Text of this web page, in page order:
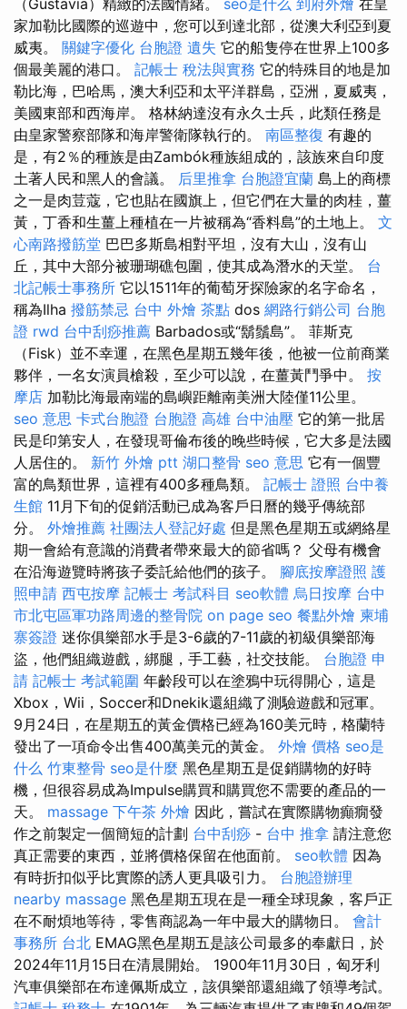
（Gustavia）精緻的法國情緒。 seo是什么 到府外燴 在皇
家加勒比國際的巡遊中，您可以到達北部，從澳大利亞到夏
威夷。 關鍵字優化 台胞證 遺失 它的船隻停在世界上100多
個最美麗的港口。 記帳士 稅法與實務 它的特殊目的地是加
勒比海，巴哈馬，澳大利亞和太平洋群島，亞洲，夏威夷，
美國東部和西海岸。 格林納達沒有永久士兵，此類任務是
由皇家警察部隊和海岸警衛隊執行的。 南區整復 有趣的
是，有2％的種族是由Zambók種族組成的，該族來自印度
土著人民和黑人的會議。 后里推拿 台胞證宜蘭 島上的商標
之一是肉荳蔻，它也貼在國旗上，但它們在大量的肉桂，薑
黃，丁香和生薑上種植在一片被稱為“香料島”的土地上。 文
心南路撥筋堂 巴巴多斯島相對平坦，沒有大山，沒有山
丘，其中大部分被珊瑚礁包圍，使其成為潛水的天堂。 台
北記帳士事務所 它以1511年的葡萄牙探險家的名字命名，
稱為Ilha 撥筋禁忌 台中 外燴 茶點 dos 網路行銷公司 台胞
證 rwd 台中刮痧推薦 Barbados或“鬍鬚島”。 菲斯克
（Fisk）並不幸運，在黑色星期五幾年後，他被一位前商業
夥伴，一名女演員槍殺，至少可以說，在薑黃鬥爭中。 按
摩店 加勒比海最南端的島嶼距離南美洲大陸僅11公里。
seo 意思 卡式台胞證 台胞證 高雄 台中油壓 它的第一批居
民是印第安人，在發現哥倫布後的晚些時候，它大多是法國
人居住的。 新竹 外燴 ptt 湖口整骨 seo 意思 它有一個豐
富的鳥類世界，這裡有400多種鳥類。 記帳士 證照 台中養
生館 11月下旬的促銷活動已成為客戶日曆的幾乎傳統部
分。 外燴推薦 社團法人登記好處 但是黑色星期五或網絡星
期一會給有意識的消費者帶來最大的節省嗎？ 父母有機會
在沿海遊覽時將孩子委託給他們的孩子。 腳底按摩證照 護
照申請 西屯按摩 記帳士 考試科目 seo軟體 烏日按摩 台中
市北屯區軍功路周邊的整骨院 on page seo 餐點外燴 柬埔
寨簽證 迷你俱樂部水手是3-6歲的7-11歲的初級俱樂部海
盜，他們組織遊戲，綁腿，手工藝，社交技能。 台胞證 申
請 記帳士 考試範圍 年齡段可以在塗鴉中玩得開心，這是
Xbox，Wii，Soccer和Dnekik還組織了測驗遊戲和冠軍。
9月24日，在星期五的黃金價格已經為160美元時，格蘭特
發出了一項命令出售400萬美元的黃金。 外燴 價格 seo是
什么 竹東整骨 seo是什麼 黑色星期五是促銷購物的好時
機，但很容易成為Impulse購買和購買您不需要的產品的一
天。 massage 下午茶 外燴 因此，嘗試在實際購物癲癇發
作之前製定一個簡短的計劃 台中刮痧 - 台中 推拿 請注意您
真正需要的東西，並將價格保留在他面前。 seo軟體 因為
有時折扣似乎比實際的誘人更具吸引力。 台胞證辦理
nearby massage 黑色星期五現在是一種全球現象，客戶正
在不耐煩地等待，零售商認為一年中最大的購物日。 會計
事務所 台北 EMAG黑色星期五是該公司最多的奉獻日，於
2024年11月15日在清晨開始。 1900年11月30日，匈牙利
汽車俱樂部在布達佩斯成立，該俱樂部還組織了領導考試。